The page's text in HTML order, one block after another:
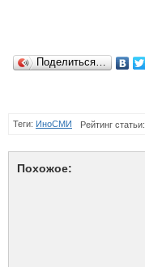
Поделиться…
Теги: ИноСМИ Рейтинг статьи:
Похожое: